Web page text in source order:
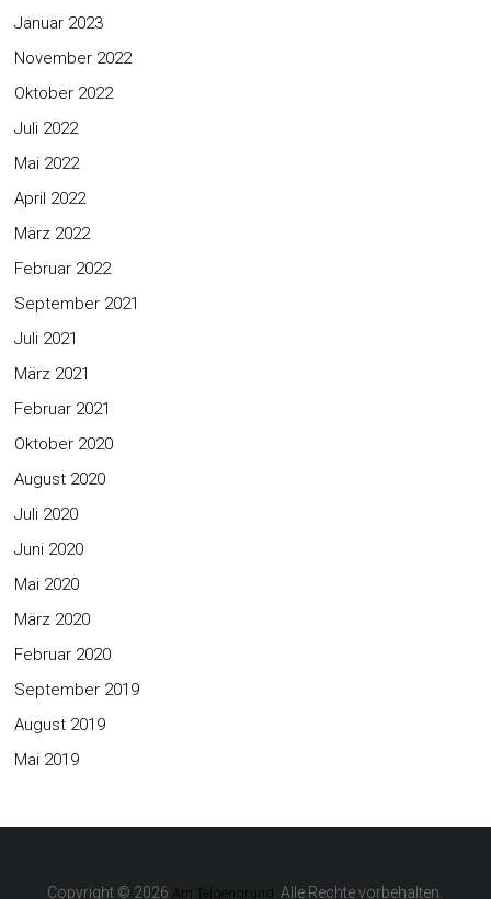
Januar 2023
November 2022
Oktober 2022
Juli 2022
Mai 2022
April 2022
März 2022
Februar 2022
September 2021
Juli 2021
März 2021
Februar 2021
Oktober 2020
August 2020
Juli 2020
Juni 2020
Mai 2020
März 2020
Februar 2020
September 2019
August 2019
Mai 2019
Copyright © 2026 Am Telgengrund . Alle Rechte vorbehalten.